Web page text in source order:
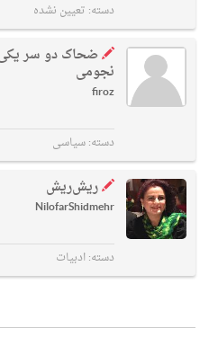
دسته: تعیین نشده
ضحاک دو سر
نجومی
firoz
دسته:سیاسی
ریش‌ریش
NilofarShidmehr
دسته:ادبیات